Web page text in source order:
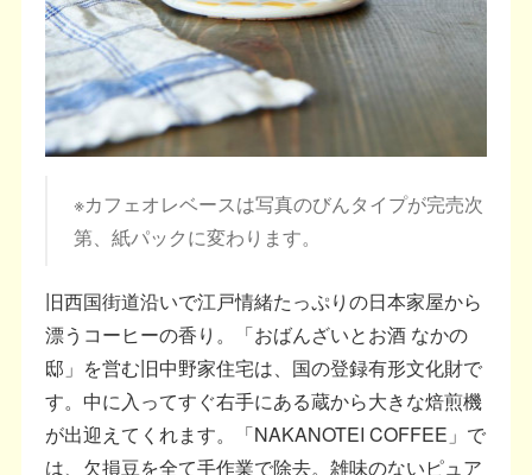
※カフェオレベースは写真のびんタイプが完売次
第、紙パックに変わります。
旧西国街道沿いで江戸情緒たっぷりの日本家屋から
漂うコーヒーの香り。「おばんざいとお酒 なかの
邸」を営む旧中野家住宅は、国の登録有形文化財で
す。中に入ってすぐ右手にある蔵から大きな焙煎機
が出迎えてくれます。「NAKANOTEI COFFEE」で
は、欠損豆を全て手作業で除去。雑味のないピュア